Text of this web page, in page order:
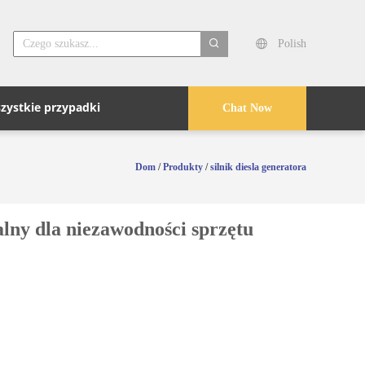
Polish
Chat Now
przypadki
Dom /Produkty /silnik diesla generatora
dla niezawodności sprzętu